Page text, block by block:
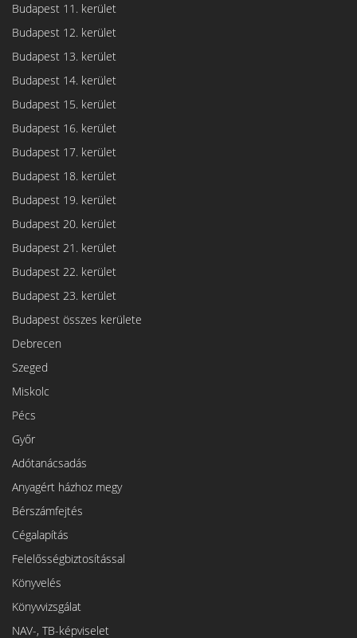
Budapest 11. kerület
Budapest 12. kerület
Budapest 13. kerület
Budapest 14. kerület
Budapest 15. kerület
Budapest 16. kerület
Budapest 17. kerület
Budapest 18. kerület
Budapest 19. kerület
Budapest 20. kerület
Budapest 21. kerület
Budapest 22. kerület
Budapest 23. kerület
Budapest összes kerülete
Debrecen
Szeged
Miskolc
Pécs
Győr
Adótanácsadás
Anyagért házhoz megy
Bérszámfejtés
Cégalapítás
Felelősségbiztosítással
Könyvelés
Könyvvizsgálat
NAV-, TB-képviselet